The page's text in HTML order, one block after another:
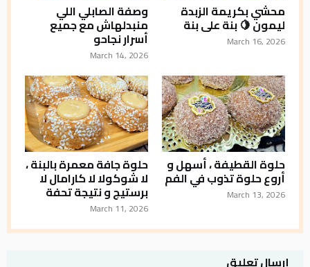
محشي بكريمة الزبدة
ليمون 🍋 بنة على بنة
March 16, 2026
وصفة الصابلي اللي
منبدلهاش مع جميع
أسرار نجاحو
March 14, 2026
حلوة القطيفة ، أسهل و
أروع حلوة تذوب في الفم
March 13, 2026
حلوة جافة معمرة بالبنة ،
لا شوكولا لا كارامال لا
برستيج و نتيجة تحفة
March 11, 2026
إرسال تعليق